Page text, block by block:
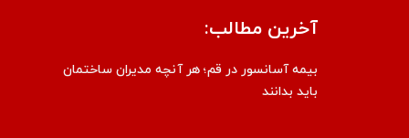
آخرین مطالب:
بیمه آسانسور در قم؛ هر آنچه مدیران ساختمان
باید بدانند